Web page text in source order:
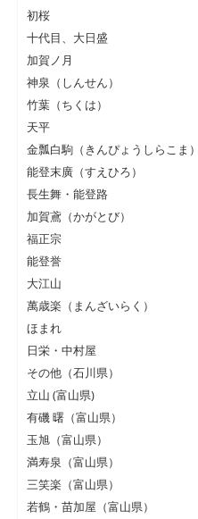
初桜
十代目、大日盛
加賀ノ月
神泉（しんせん）
竹葉（ちくは）
天平
金瓢白駒（きんぴょうしらこま）
能登末廣（すえひろ）
長生舞・能登路
加賀鳶（かがとび）
福正宗
能登誉
大江山
萬歳楽（まんざいらく）
ほまれ
日栄・中村屋
その他（石川県）
立山 (富山県)
有磯 曙（富山県）
玉旭（富山県）
満寿泉（富山県）
三笑楽（富山県）
若鶴・苗加屋（富山県）